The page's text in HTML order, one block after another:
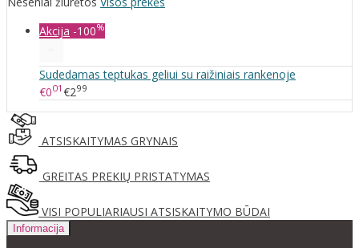
Akcija -100%
Sudedamas teptukas geliui su raižiniais rankenoje
€001 €299
ATSISKAITYMAS GRYNAIS
GREITAS PREKIŲ PRISTATYMAS
VISI POPULIARIAUSI ATSISKAITYMO BŪDAI
Informacija